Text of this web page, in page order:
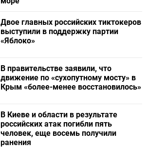
Двое главных российских тиктокеров
выступили в поддержку партии
«Яблоко»
В правительстве заявили, что
движение по «сухопутному мосту» в
Крым «более-менее восстановилось»
В Киеве и области в результате
российских атак погибли пять
человек, еще восемь получили
ранения